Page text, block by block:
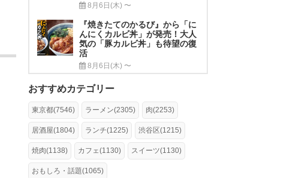
8月6日(木) 〜
『焼きたてのかるび』から「に
んにくカルビ丼」が発売！大人
気の「豚カルビ丼」も待望の復
活
8月6日(木) 〜
おすすめカテゴリー
東京都(7546) ラーメン(2305) 肉(2253)
居酒屋(1804) ランチ(1225) 渋谷区(1215)
焼肉(1138) カフェ(1130) スイーツ(1130)
おもしろ・話題(1065)